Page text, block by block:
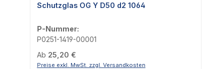
Schutzglas OG Y D50 d2 1064
P-Nummer:
P0251-1419-00001
Regulärer Preis:
Ab 25,20 €
Preise exkl. MwSt. zzgl. Versandkosten